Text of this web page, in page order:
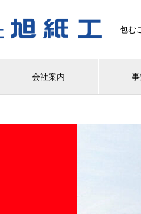
包む
会社案内